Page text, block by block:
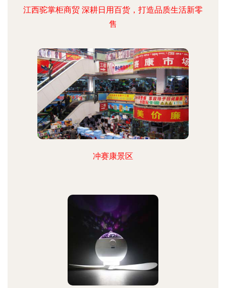
江西驼掌柜商贸 深耕日用百货，打造品质生活新零
售
冲赛康景区